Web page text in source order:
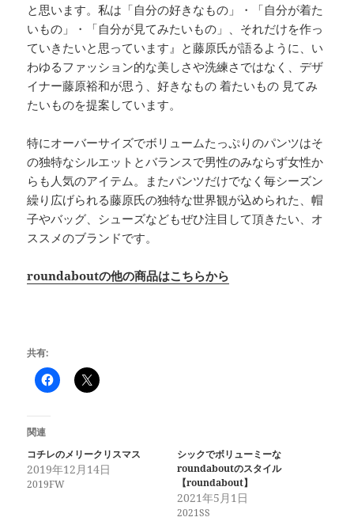
と思います。私は「自分の好きなもの」・「自分が着た
いもの」・「自分が見てみたいもの」、それだけを作っ
ていきたいと思っています』と藤原氏が語るように、い
わゆるファッション的な美しさや洗練さではなく、デザ
イナー藤原裕和が思う、好きなもの 着たいもの 見てみ
たいものを提案しています。
特にオーバーサイズでボリュームたっぷりのパンツはそ
の独特なシルエットとバランスで男性のみならず女性か
らも人気のアイテム。またパンツだけでなく毎シーズン
繰り広げられる藤原氏の独特な世界観が込められた、帽
子やバッグ、シューズなどもぜひ注目して頂きたい、オ
ススメのブランドです。
roundaboutの他の商品はこちらから
共有:
関連
コチレのメリークリスマス
2019年12月14日
2019FW
シックでボリューミーな
roundaboutのスタイル
【roundabout】
2021年5月1日
2021SS